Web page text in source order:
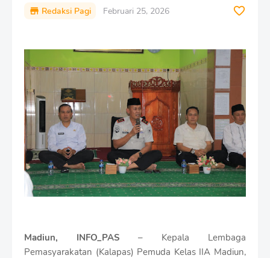
Redaksi Pagi Februari 25, 2026
Madiun, INFO_PAS – Kepala Lembaga
Pemasyarakatan (Kalapas) Pemuda Kelas IIA Madiun,
e
m
i
u
m
B
y
R
a
u
s
h
n
i
g